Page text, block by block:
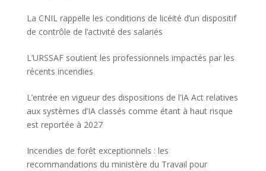
La CNIL rappelle les conditions de licéité d’un dispositif
de contrôle de l’activité des salariés
L’URSSAF soutient les professionnels impactés par les
récents incendies
L’entrée en vigueur des dispositions de l’IA Act relatives
aux systèmes d’IA classés comme étant à haut risque
est reportée à 2027
Incendies de forêt exceptionnels : les
recommandations du ministère du Travail pour